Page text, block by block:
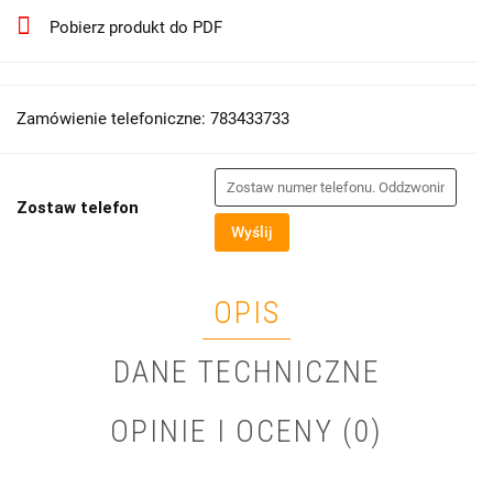
Pobierz produkt do PDF
Zamówienie telefoniczne: 783433733
Zostaw telefon
Wyślij
OPIS
DANE TECHNICZNE
OPINIE I OCENY (0)